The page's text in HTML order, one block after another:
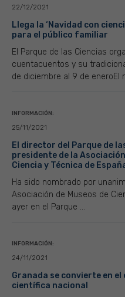
22/12/2021
Llega la ‘Navidad con
para el público familiar
El Parque de las Ciencias
cuentacuentos y su
de diciembre al 9 de eneroEl
INFORMACIÓN:
25/11/2021
El director del Parque de
presidente de la
Ciencia y Técnica de
Ha sido nombrado por
Asociación de Museos de
ayer en el Parque ...
INFORMACIÓN:
24/11/2021
Granada se convierte en
científica nacional